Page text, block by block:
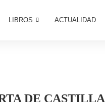
LIBROS ACTUALIDAD
DE CASTILLA